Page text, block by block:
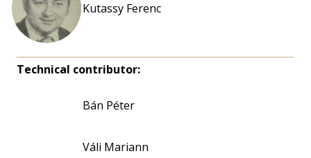
Kutassy Ferenc
Technical contributor:
Bán Péter
Váli Mariann